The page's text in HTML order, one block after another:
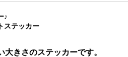
♪
ステッカー
きさのステッカーです。